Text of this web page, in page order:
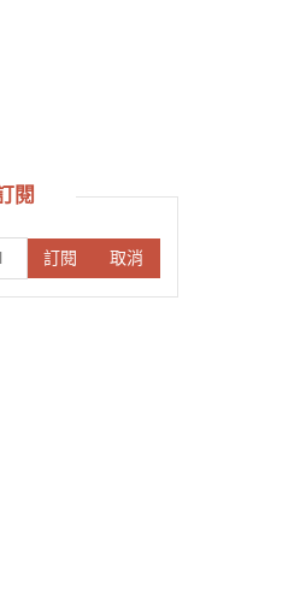
閱
訂閱 取消